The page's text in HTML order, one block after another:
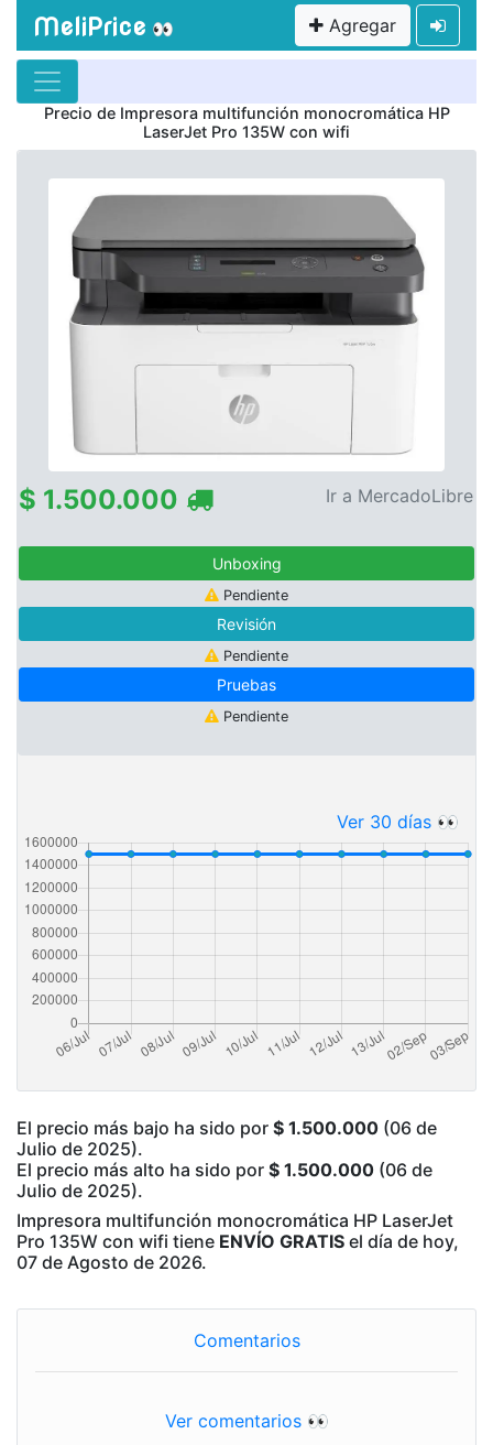
MeliPrice 👀 Agregar
Precio de Impresora multifunción monocromática HP
LaserJet Pro 135W con wifi
$ 1.500.000 Ir a MercadoLibre
Unboxing
Pendiente
Revisión
Pendiente
Pruebas
Pendiente
Ver 30 días 👀
El precio más bajo ha sido por $ 1.500.000 (06 de
Julio de 2025).
El precio más alto ha sido por $ 1.500.000 (06 de
Julio de 2025).
Impresora multifunción monocromática HP LaserJet
Pro 135W con wifi tiene ENVÍO GRATIS el día de hoy,
07 de Agosto de 2026.
Comentarios
Ver comentarios 👀